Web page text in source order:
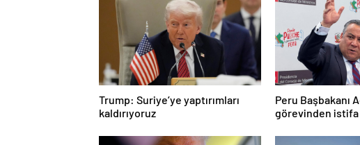
Trump: Suriye’ye yaptırımları
kaldırıyoruz
Peru Başbakanı
görevinden